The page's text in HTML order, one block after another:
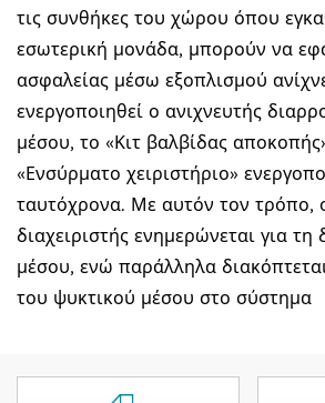
τις συνθήκες του χώρου όπου
εσωτερική μονάδα, μπορούν να
ασφαλείας μέσω εξοπλισμού
ενεργοποιηθεί ο ανιχνευτής
μέσου, το «Κιτ βαλβίδας
«Ενσύρματο χειριστήριο»
ταυτόχρονα. Με αυτόν τον τρόπο,
διαχειριστής ενημερώνεται για
μέσου, ενώ παράλληλα
του ψυκτικού μέσου στο σύστημα